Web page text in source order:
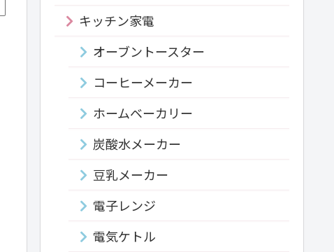
キッチン家電
オーブントースター
コーヒーメーカー
ホームベーカリー
炭酸水メーカー
豆乳メーカー
電子レンジ
電気ケトル